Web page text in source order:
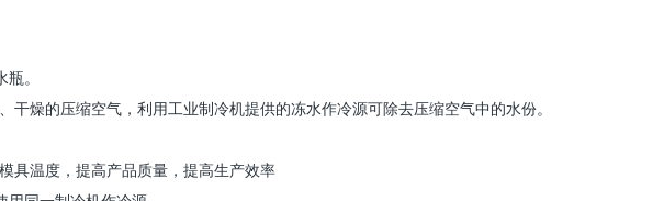
。
干燥的压缩空气，利用工业制冷机提供的冻水作冷源可除去压缩空气中的水份。
具温度，提高产品质量，提高生产效率